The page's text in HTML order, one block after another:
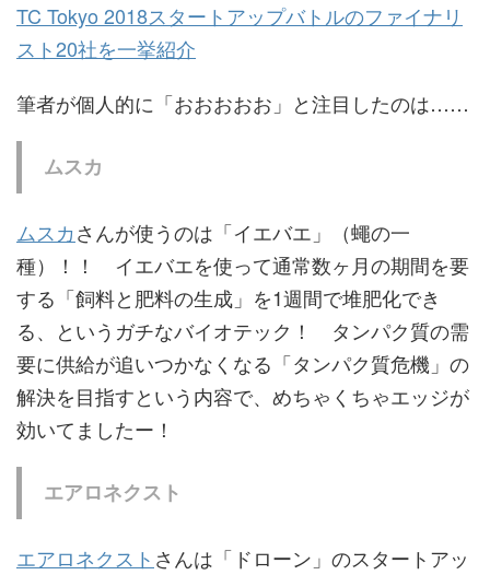
TC Tokyo 2018スタートアップバトルのファイナリ
スト20社を一挙紹介
筆者が個人的に「おおおおお」と注目したのは……
ムスカ
ムスカさんが使うのは「イエバエ」（蠅の一
種）！！ イエバエを使って通常数ヶ月の期間を要
する「飼料と肥料の生成」を1週間で堆肥化でき
る、というガチなバイオテック！ タンパク質の需
要に供給が追いつかなくなる「タンパク質危機」の
解決を目指すという内容で、めちゃくちゃエッジが
効いてましたー！
エアロネクスト
エアロネクスト さんは「ドローン」のスタートアッ